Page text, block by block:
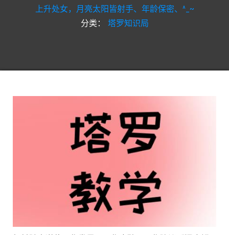
上升处女，月亮太阳皆射手、年龄保密、^_~
分类：
塔罗知识局